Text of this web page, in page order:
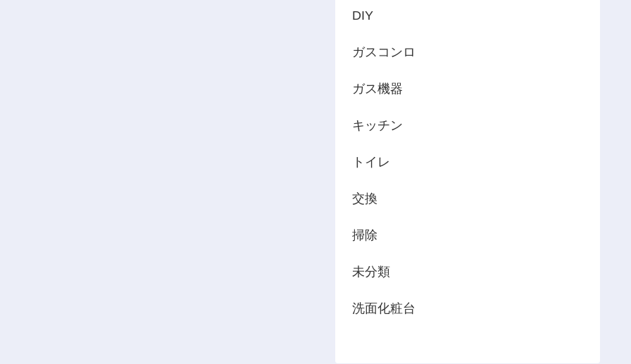
DIY
ガスコンロ
ガス機器
キッチン
トイレ
交換
掃除
未分類
洗面化粧台